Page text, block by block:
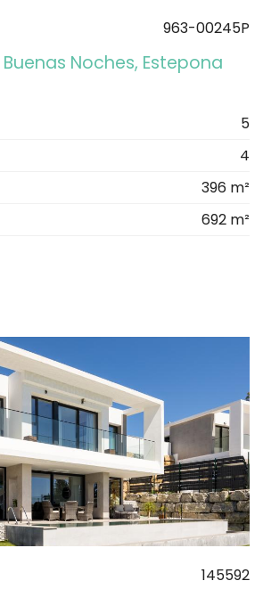
963-00245P
Noches, Estepona
5
4
396 m²
692 m²
145592